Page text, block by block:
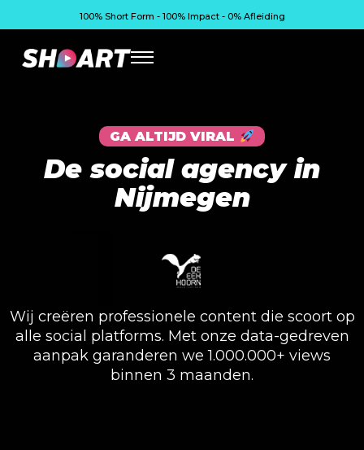
100% Short Form - 100% Impact - 0% Afleiding
GA ALTIJD VIRAL
De social agency in
Nijmegen
Wij creëren professionele content die scoort op
alle social platforms. Met onze data-gedreven
aanpak garanderen we 1.000.000+ views
binnen 3 maanden.